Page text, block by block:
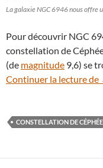
La galaxie NGC 6946 nous offre
Pour découvrir NGC
constellation de
(de magnitude 9,6) se
Continuer la lecture de
CONSTELLATION DE CÉPHÉE